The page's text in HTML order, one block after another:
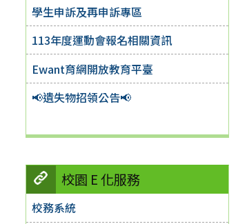
學生申訴及再申訴專區
113年度運動會報名相關資訊
Ewant育網開放教育平臺
📢遺失物招領公告📢
校園 E 化服務
校務系統